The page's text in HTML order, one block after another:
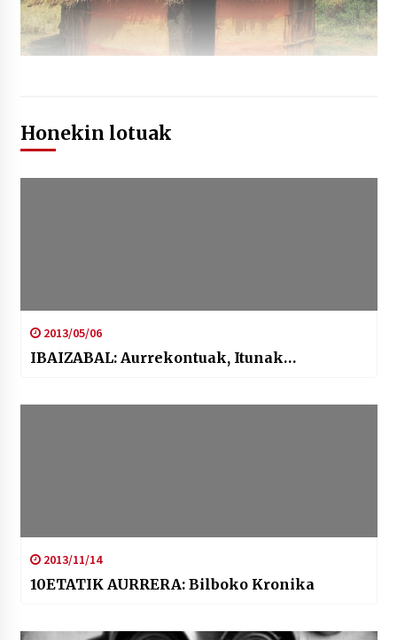
Honekin lotuak
2013/05/06
IBAIZABAL: Aurrekontuak, Itunak…
2013/11/14
10ETATIK AURRERA: Bilboko Kronika